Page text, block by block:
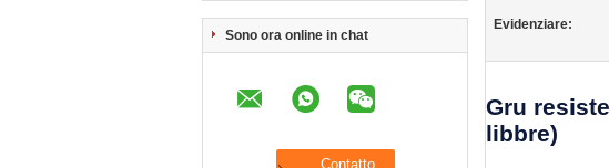
Sono ora online in chat
Evidenziare:
Gru
libbre)